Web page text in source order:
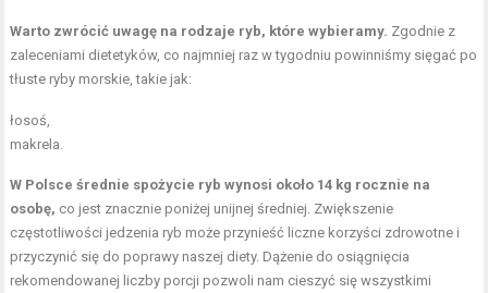
Warto zwrócić uwagę na rodzaje ryb, które wybieramy. Zgodnie z
zaleceniami dietetyków, co najmniej raz w tygodniu powinniśmy sięgać po
tłuste ryby morskie, takie jak:
łosoś,
makrela.
W Polsce średnie spożycie ryb wynosi około 14 kg rocznie na
osobę, co jest znacznie poniżej unijnej średniej. Zwiększenie
częstotliwości jedzenia ryb może przynieść liczne korzyści zdrowotne i
przyczynić się do poprawy naszej diety. Dążenie do osiągnięcia
rekomendowanej liczby porcji pozwoli nam cieszyć się wszystkimi